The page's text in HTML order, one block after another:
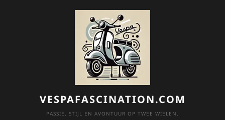
VESPAFASCINATION.COM
PASSIE, STIJL EN AVONTUUR OP TWEE WIELEN.